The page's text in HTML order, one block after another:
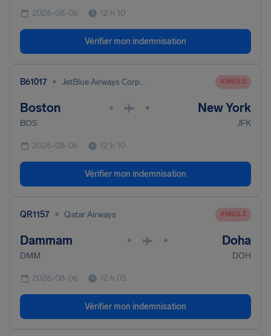
2026-08-06 12 h 10
Vérifier mon indemnisation
B61017 • JetBlue Airways Corporation ANNULÉ
Boston • • New York
BOS JFK
2026-08-06 12 h 10
Vérifier mon indemnisation
QR1157 • Qatar Airways ANNULÉ
Dammam • • Doha
DMM DOH
2026-08-06 12 h 05
Vérifier mon indemnisation